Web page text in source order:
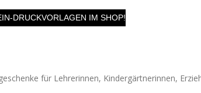
DRUCKVORLAGEN IM SHOP!
für Lehrerinnen, Kindergärtnerinnen,